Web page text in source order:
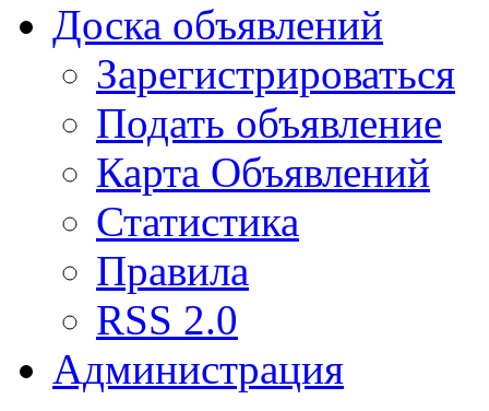
Доска объявлений
Зарегистрироваться
Подать объявление
Карта Объявлений
Статистика
Правила
RSS 2.0
Администрация